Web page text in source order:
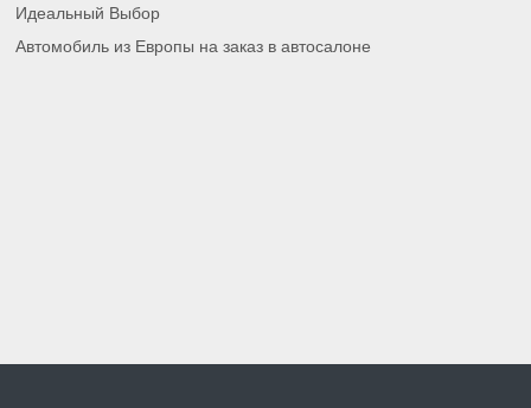
Идеальный Выбор
Автомобиль из Европы на заказ в автосалоне